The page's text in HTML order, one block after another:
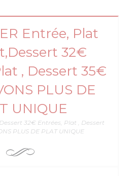
Entrée, Plat
32€
, Dessert 35€
PLUS DE
UNIQUE
32€ Entrées, Plat , Dessert
PLUS DE PLAT UNIQUE